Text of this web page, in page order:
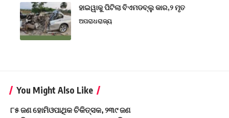
ହାଇୱାକୁ ପିଟିଲା ବିଏମଡବ୍ଲୁ କାର,୨ ମୃତ
ଅପରାଧରାଜ୍ୟ
You Might Also Like
୮୫ ଜଣ ହୋମିଓପାଥିକ ଚିକିତ୍ସକ, ୨୩୯ ଜଣ